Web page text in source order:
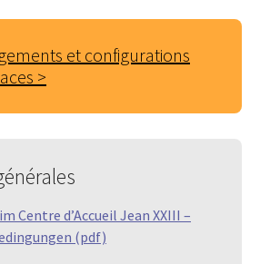
et configurations
>
Centre d’Accueil Jean XXIII –
(pdf)